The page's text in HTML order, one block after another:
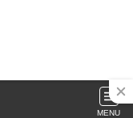
MENU